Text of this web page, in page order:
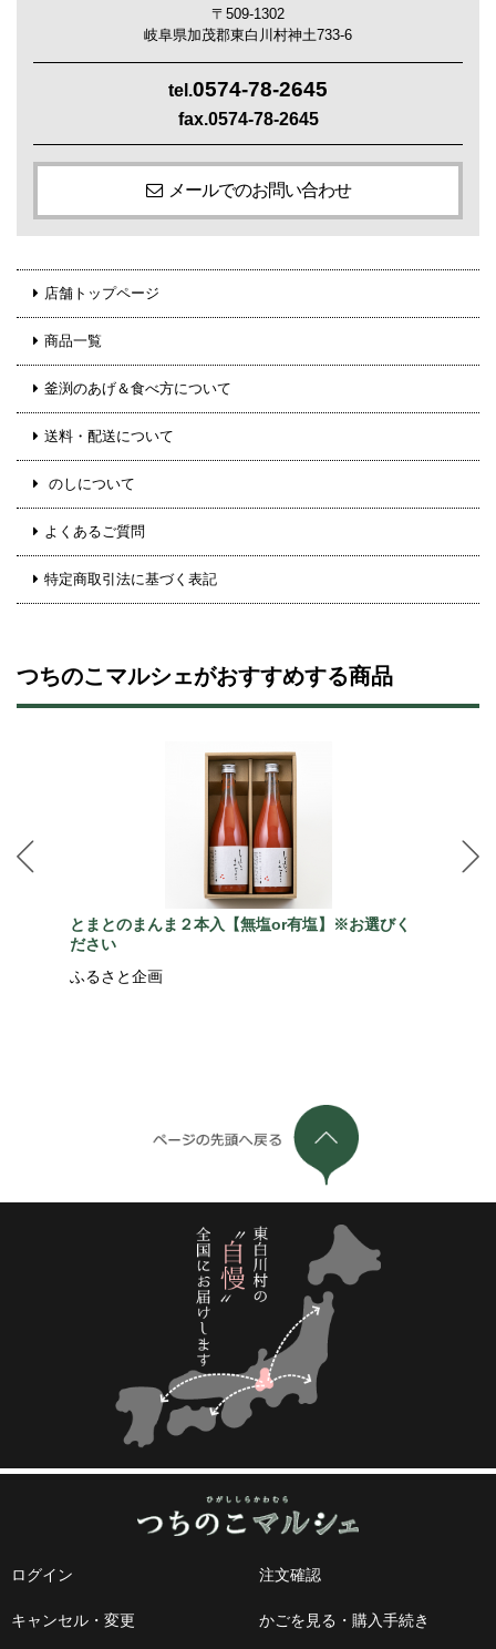
〒509-1302
岐阜県加茂郡東白川村神土733-6
tel.0574-78-2645
fax.0574-78-2645
メールでのお問い合わせ
店舗トップページ
商品一覧
釜渕のあげ＆食べ方について
送料・配送について
のしについて
よくあるご質問
特定商取引法に基づく表記
つちのこマルシェがおすすめする商品
とまとのまんま２本入【無塩or有塩】※お選びく
ださい
ふるさと企画
ログイン 注文確認
キャンセル・変更 かごを見る・購入手続き